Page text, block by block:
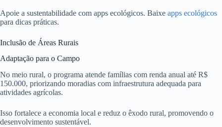
Apoie a sustentabilidade com apps ecológicos. Baixe apps ecológicos
para dicas práticas.
Inclusão de Áreas Rurais
Adaptação para o Campo
No meio rural, o programa atende famílias com renda anual até R$
150.000, priorizando moradias com infraestrutura adequada para
atividades agrícolas.
Isso fortalece a economia local e reduz o êxodo rural, promovendo o
desenvolvimento sustentável.